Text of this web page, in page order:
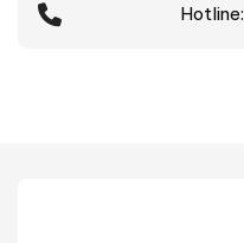
Hotline: